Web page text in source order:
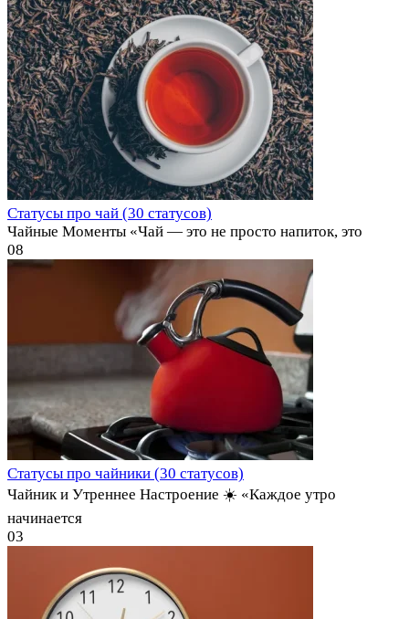
Статусы про чай (30 статусов)
Чайные Моменты «Чай — это не просто напиток, это
08
Статусы про чайники (30 статусов)
Чайник и Утреннее Настроение ☀️ «Каждое утро
начинается
03